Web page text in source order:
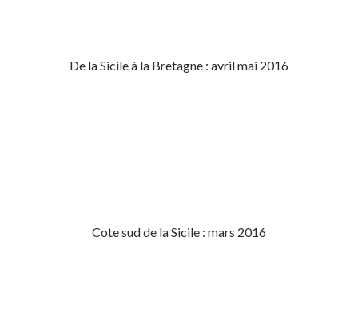
De la Sicile à la Bretagne : avril mai 2016
Cote sud de la Sicile : mars 2016